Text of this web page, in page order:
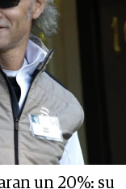
un 20%: su